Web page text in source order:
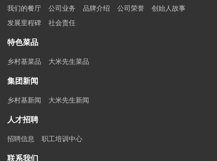
我们的餐厅 公司业务 品牌介绍 公司荣誉
创始人故事
发展里程碑
社会责任
特色菜品
乡村基菜品 大米先生菜品
集团新闻
乡村基新闻 大米先生新闻
人才招聘
招聘信息 职工培训中心
联系我们